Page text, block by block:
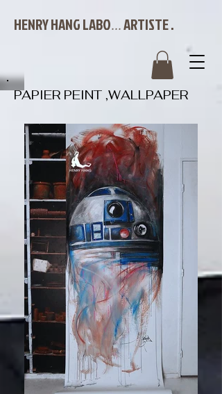
HENRY HANG LABO...ARTISTE .
PAPIER PEINT ,WALLPAPER